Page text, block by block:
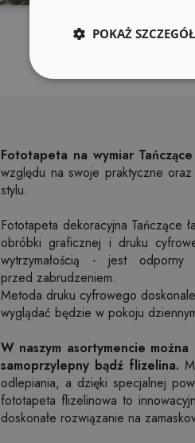
Fototapeta na wymiar
względu na swoje praktyczne
stylu.
Fototapeta dekoracyjna Tańczące
obróbki graficznej i druku
wytrzymałością - jest
przed zabrudzeniem.
Metoda druku cyfrowego
wyglądać będzie w pokoju
W naszym asortymencie
samoprzylepny bądź flizelina.
odlepiania, a dzięki specjalnej
fototapeta flizelinowa to
doskonałe rozwiązanie na
POKAŻ